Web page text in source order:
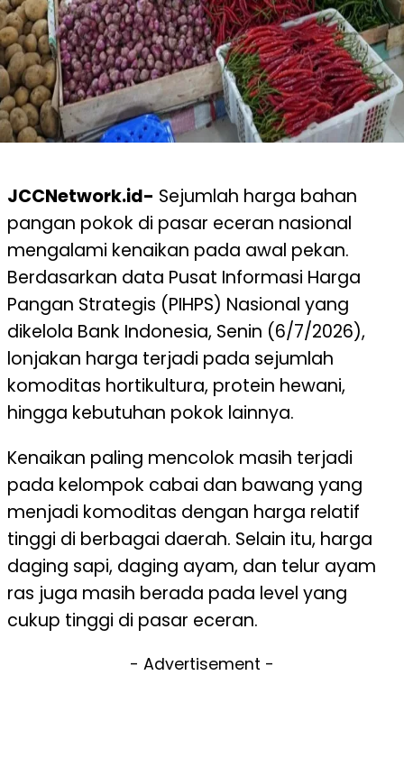
JCCNetwork.id- Sejumlah harga bahan
pangan pokok di pasar eceran nasional
mengalami kenaikan pada awal pekan.
Berdasarkan data Pusat Informasi Harga
Pangan Strategis (PIHPS) Nasional yang
dikelola Bank Indonesia, Senin (6/7/2026),
lonjakan harga terjadi pada sejumlah
komoditas hortikultura, protein hewani,
hingga kebutuhan pokok lainnya.
Kenaikan paling mencolok masih terjadi
pada kelompok cabai dan bawang yang
menjadi komoditas dengan harga relatif
tinggi di berbagai daerah. Selain itu, harga
daging sapi, daging ayam, dan telur ayam
ras juga masih berada pada level yang
cukup tinggi di pasar eceran.
- Advertisement -